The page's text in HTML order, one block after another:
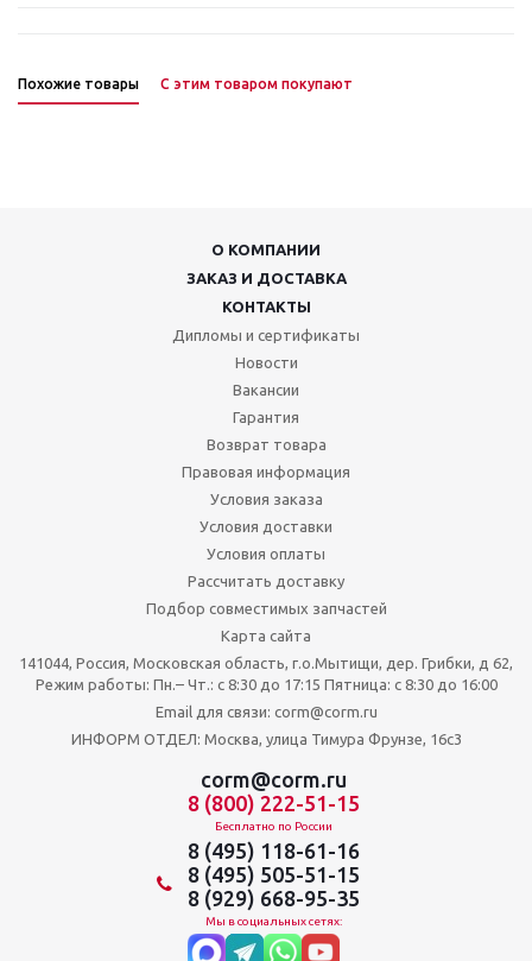
Похожие товары С этим товаром покупают
О КОМПАНИИ
ЗАКАЗ И ДОСТАВКА
КОНТАКТЫ
Дипломы и сертификаты
Новости
Вакансии
Гарантия
Возврат товара
Правовая информация
Условия заказа
Условия доставки
Условия оплаты
Рассчитать доставку
Подбор совместимых запчастей
Карта сайта
141044, Россия, Московская область, г.о.Мытищи, дер. Грибки, д 62,
Режим работы: Пн.– Чт.: с 8:30 до 17:15 Пятница: c 8:30 до 16:00
Email для связи: corm@corm.ru
ИНФОРМ ОТДЕЛ: Москва, улица Тимура Фрунзе, 16с3
corm@corm.ru
8 (800) 222-51-15
Бесплатно по России
8 (495) 118-61-16
8 (495) 505-51-15
8 (929) 668-95-35
Мы в социальных сетях: